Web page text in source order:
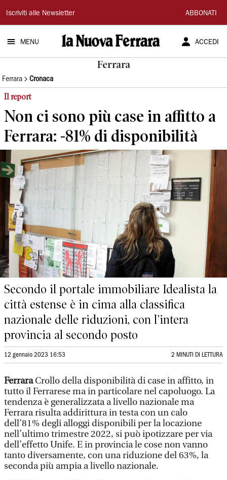
La
Nuova
Ferrara
Iscriviti alle Newsletter ABBONATI
MENU ACCEDI
Ferrara
Ferrara Cronaca
Il report
Non ci sono più case in affitto a
Ferrara: -81% di disponibilità
Secondo il portale immobiliare Idealista la
città estense è in cima alla classifica
nazionale delle riduzioni, con l’intera
provincia al secondo posto
12 gennaio 2023 16:53 2 MINUTI DI LETTURA
FerraraCrollo della disponibilità di case in affitto, in
tutto il Ferrarese ma in particolare nel capoluogo. La
tendenza è generalizzata a livello nazionale ma
Ferrara risulta addirittura in testa con un calo
dell’81% degli alloggi disponibili per la locazione
nell’ultimo trimestre 2022, si può ipotizzare per via
dell’effetto Unife. E in provincia le cose non vanno
tanto diversamente, con una riduzione del 63%, la
seconda più ampia a livello nazionale.